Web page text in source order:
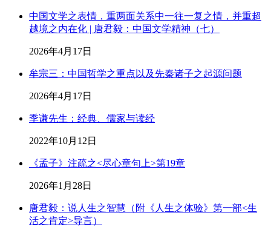
中国文学之表情，重两面关系中一往一复之情，并重超
越境之内在化 | 唐君毅：中国文学精神（七）
2026年4月17日
牟宗三：中国哲学之重点以及先秦诸子之起源问题
2026年4月17日
季谦先生：经典、儒家与读经
2022年10月12日
《孟子》注疏之<尽心章句上>第19章
2026年1月28日
唐君毅：说人生之智慧（附《人生之体验》第一部<生
活之肯定>导言）